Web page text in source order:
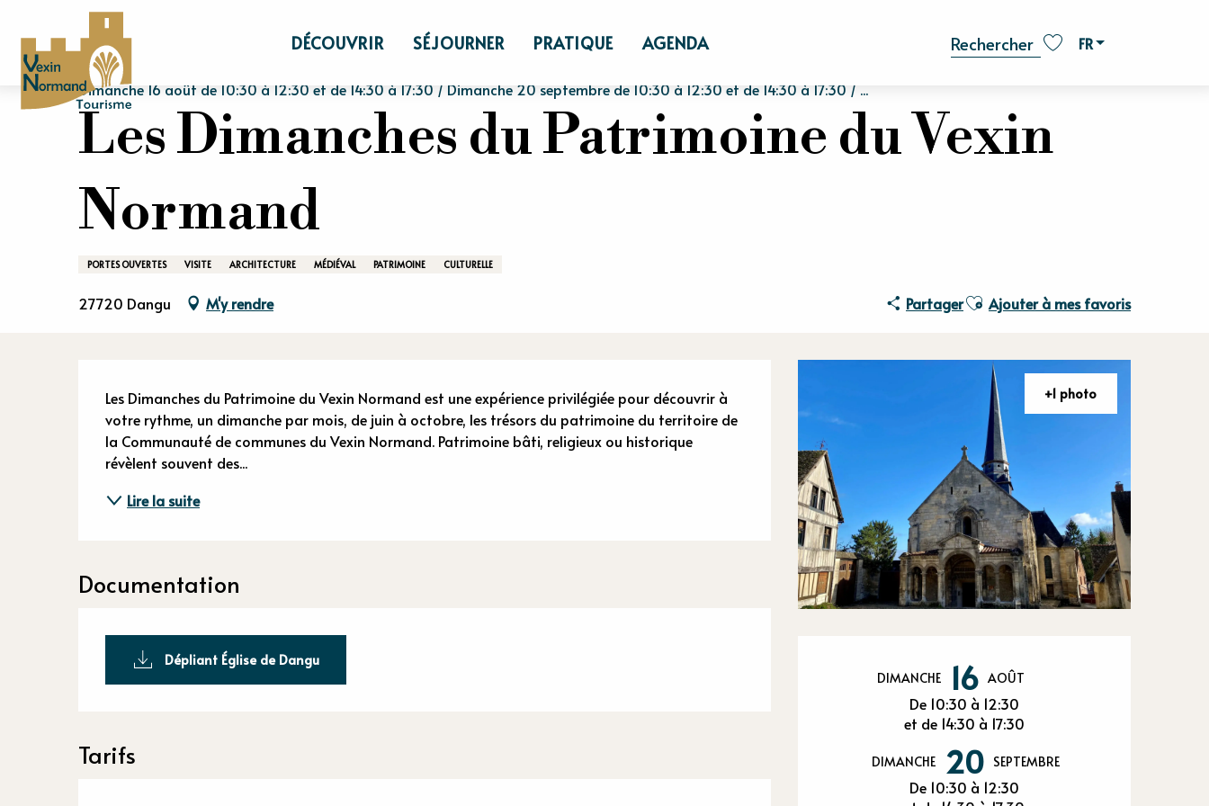
contenu
principal
Recherche
FR
DÉCOUVRIR SÉJOURNER PRATIQUE AGENDA
Accueil Les Dimanches du Patrimoine du Vexin Normand
Dimanche 16 août de 10:30 à 12:30 et de 14:30 à 17:30 / Dimanche 20 septembre de 10:30 à 12:30 et de 14:30 à 17:30 / ...
Les Dimanches du Patrimoine du Vexin
Normand
PORTES OUVERTES VISITE ARCHITECTURE MÉDIÉVAL PATRIMOINE CULTURELLE
27720 Dangu M'y rendre PartagerAjouter aux favoris
Ajouter à mes favoris
+1 photo
Ouverture
DIMANCHE 16 AOÛT
De 10:30 à 12:30
et de 14:30 à 17:30
DIMANCHE 20 SEPTEMBRE
De 10:30 à 12:30
Description
Les Dimanches du Patrimoine du Vexin Normand est une expérience privilégiée pour découvrir à
votre rythme, un dimanche par mois, de juin à octobre, les trésors du patrimoine du territoire de
la Communauté de communes du Vexin Normand. Patrimoine bâti, religieux ou historique
révèlent souvent des...
Lire la suite
Documentation
Dépliant Église de Dangu
Tarifs